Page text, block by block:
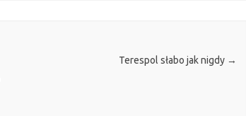
Terespol słabo jak nigdy →